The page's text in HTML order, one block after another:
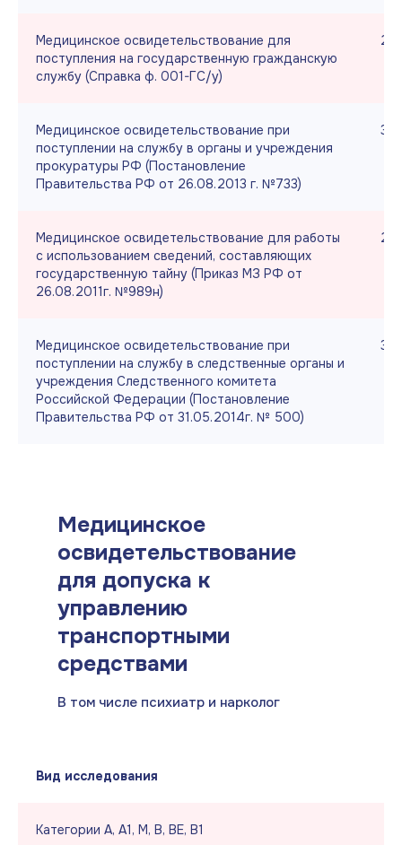
Медицинское освидетельствование для
поступления на государственную гражданскую
службу (Справка ф. 001-ГС/у)
2
Медицинское освидетельствование при
поступлении на службу в органы и учреждения
прокуратуры РФ (Постановление
Правительства РФ от 26.08.2013 г. №733)
3
Медицинское освидетельствование для работы
с использованием сведений, составляющих
государственную тайну (Приказ МЗ РФ от
26.08.2011г. №989н)
2
Медицинское освидетельствование при
поступлении на службу в следственные органы и
учреждения Следственного комитета
Российской Федерации (Постановление
Правительства РФ от 31.05.2014г. № 500)
3
Медицинское
освидетельствование
для допуска к
управлению
транспортными
средствами
В том числе психиатр и нарколог
Вид исследования
Категории А, А1, М, В, ВЕ, В1